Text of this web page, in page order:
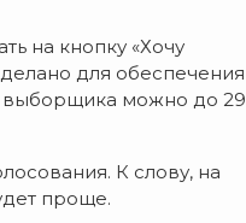
на кнопку «Хочу
для обеспечения
выборщика можно до 29
К слову, на
проще.